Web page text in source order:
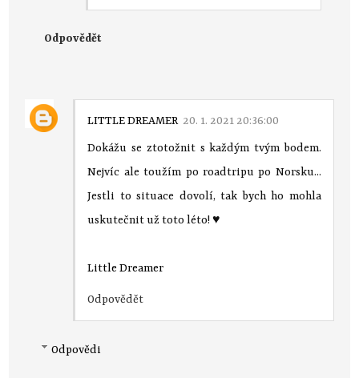
Odpovědět
LITTLE DREAMER 20. 1. 2021 20:36:00
Dokážu se ztotožnit s každým tvým bodem.
Nejvíc ale toužím po roadtripu po Norsku...
Jestli to situace dovolí, tak bych ho mohla
uskutečnit už toto léto! ♥
Little Dreamer
Odpovědět
Odpovědi